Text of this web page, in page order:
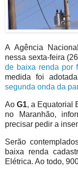
A Agência
nessa sexta-feira
de baixa renda por
medida foi
segunda onda da
Ao G1, a Equatorial
no Maranhão,
precisar pedir a
Serão
baixa renda
Elétrica. Ao todo,